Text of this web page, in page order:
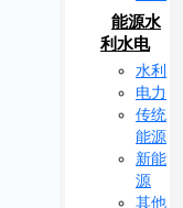
能源水
利水电
水利
电力
传统
能源
新能
源
其他